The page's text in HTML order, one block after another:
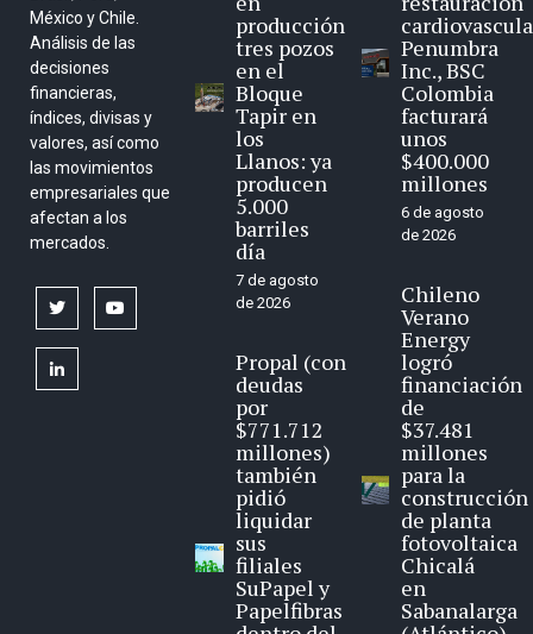
México y Chile.
Análisis de las
decisiones
financieras,
índices, divisas y
valores, así como
las movimientos
empresariales que
afectan a los
mercados.
twitter
linkedin
producción
tres pozos
en el
Bloque
Tapir en
los
Llanos: ya
producen
5.000
barriles
día
7 de agosto
de 2026
Propal (con
deudas
por
$771.712
millones)
también
pidió
liquidar
sus
filiales
SuPapel y
Papelfibras
Penumbra
Inc., BSC
Colombia
facturará
unos
$400.000
millones
6 de agosto
de 2026
Chileno
Verano
Energy
logró
financiación
de
$37.481
millones
para la
construcción
de planta
fotovoltaica
Chicalá
en
Sabanalarga